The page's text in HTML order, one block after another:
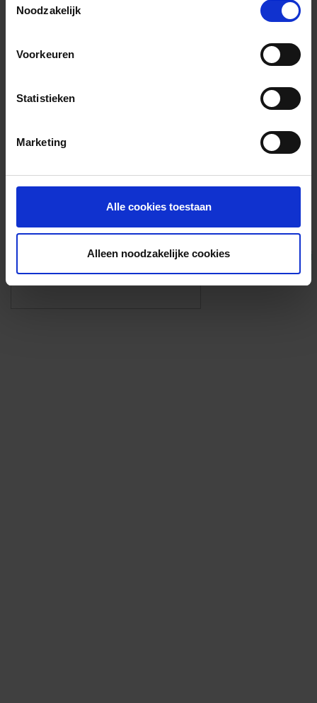
Noodzakelijk
Voorkeuren
Statistieken
Marketing
Alle cookies toestaan
Alleen noodzakelijke cookies
Algemene informatie
Foto’s ({{photos.length}})
Eigen foto’s